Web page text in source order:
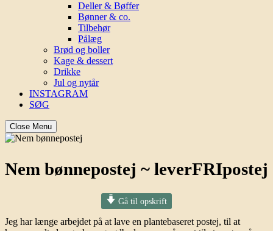
Deller & Bøffer
Bønner & co.
Tilbehør
Pålæg
Brød og boller
Kage & dessert
Drikke
Jul og nytår
INSTAGRAM
SØG
Close Menu
Nem bønnepostej ~ leverFRIpostej
Gå til opskrift
Jeg har længe arbejdet på at lave en plantebaseret postej, til at